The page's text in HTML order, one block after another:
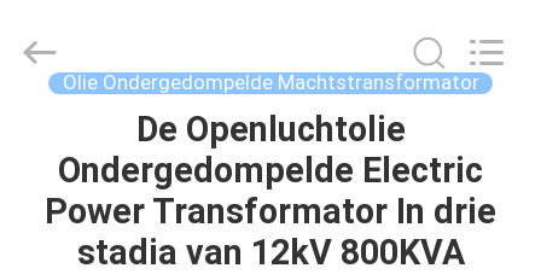
PRODUCTEN
Co.,Ltd..
Reserved.
Olie Ondergedompelde Machtstransformator
De Openluchtolie
Ondergedompelde Electric
Power Transformator In drie
stadia van 12kV 800KVA